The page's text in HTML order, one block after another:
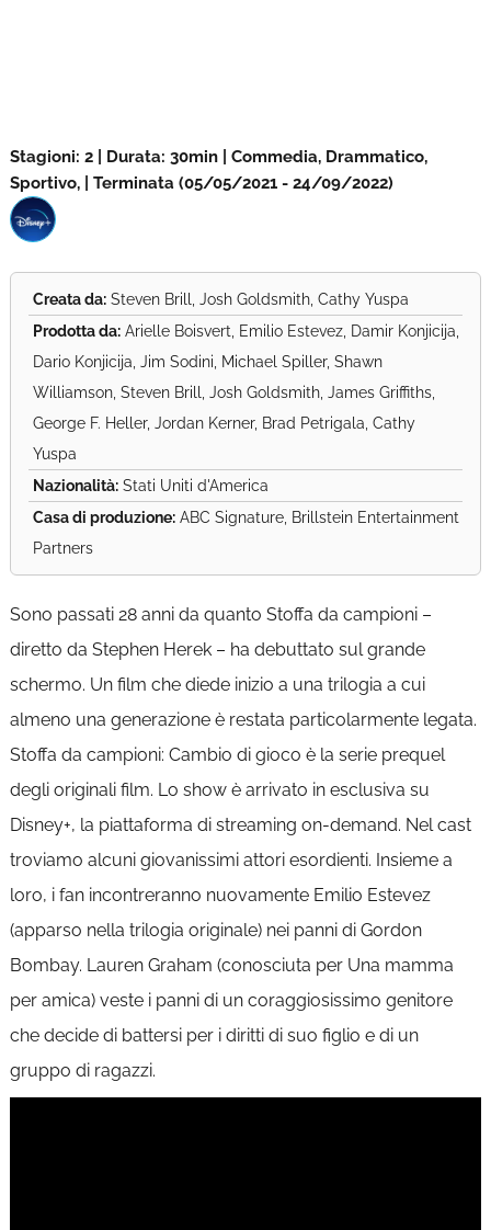
Stagioni: 2 | Durata: 30min | Commedia, Drammatico,
Sportivo, | Terminata (05/05/2021 - 24/09/2022)
Creata da:Steven Brill, Josh Goldsmith, Cathy Yuspa
Prodotta da:Arielle Boisvert, Emilio Estevez, Damir Konjicija,
Dario Konjicija, Jim Sodini, Michael Spiller, Shawn
Williamson, Steven Brill, Josh Goldsmith, James Griffiths,
George F. Heller, Jordan Kerner, Brad Petrigala, Cathy
Yuspa
Nazionalità:Stati Uniti d'America
Casa di produzione:ABC Signature, Brillstein Entertainment
Partners
Sono passati 28 anni da quanto Stoffa da campioni –
diretto da Stephen Herek – ha debuttato sul grande
schermo. Un film che diede inizio a una trilogia a cui
almeno una generazione è restata particolarmente legata.
Stoffa da campioni: Cambio di gioco è la serie prequel
degli originali film. Lo show è arrivato in esclusiva su
Disney+, la piattaforma di streaming on-demand. Nel cast
troviamo alcuni giovanissimi attori esordienti. Insieme a
loro, i fan incontreranno nuovamente Emilio Estevez
(apparso nella trilogia originale) nei panni di Gordon
Bombay. Lauren Graham (conosciuta per Una mamma
per amica) veste i panni di un coraggiosissimo genitore
che decide di battersi per i diritti di suo figlio e di un
gruppo di ragazzi.